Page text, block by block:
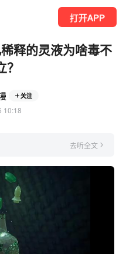
打开APP
释的灵液为啥毒不
关注
10:18
去听全文